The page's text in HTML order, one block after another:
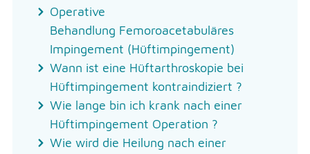
Operative
Behandlung Femoroacetabuläres
Impingement (Hüftimpingement)
Wann ist eine Hüftarthroskopie bei
Hüftimpingement kontraindiziert ?
Wie lange bin ich krank nach einer
Hüftimpingement Operation ?
Wie wird die Heilung nach einer